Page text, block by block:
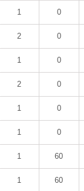
1 0
2 0
1 0
2 0
1 0
1 0
1 60
1 60